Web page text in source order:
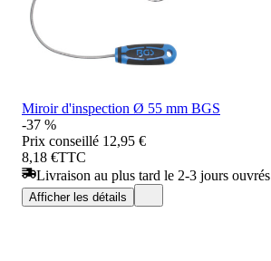
Miroir d'inspection Ø 55 mm BGS
-37 %
Prix conseillé 12,95 €
8,18 €TTC
Livraison au plus tard le 2-3 jours ouvrés
Afficher les détails